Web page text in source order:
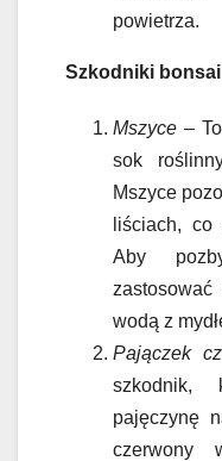
powietrza.
Szkodniki bonsai
Mszyce –
sok
Mszyce
liściach,
Aby
wodą z
Pajączek
szkodnik,
pajęczynę
czerwony